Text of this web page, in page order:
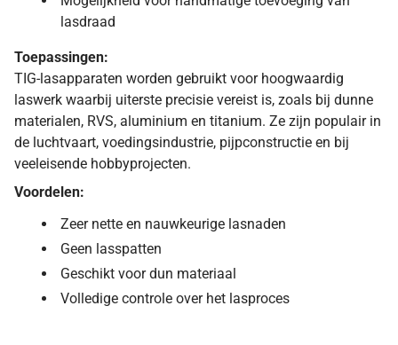
lasdraad
Toepassingen:
TIG-lasapparaten worden gebruikt voor hoogwaardig
laswerk waarbij uiterste precisie vereist is, zoals bij dunne
materialen, RVS, aluminium en titanium. Ze zijn populair in
de luchtvaart, voedingsindustrie, pijpconstructie en bij
veeleisende hobbyprojecten.
Voordelen:
Zeer nette en nauwkeurige lasnaden
Geen lasspatten
Geschikt voor dun materiaal
Volledige controle over het lasproces